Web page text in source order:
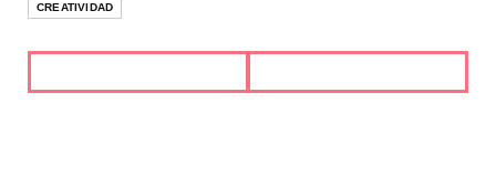
CREATIVIDAD